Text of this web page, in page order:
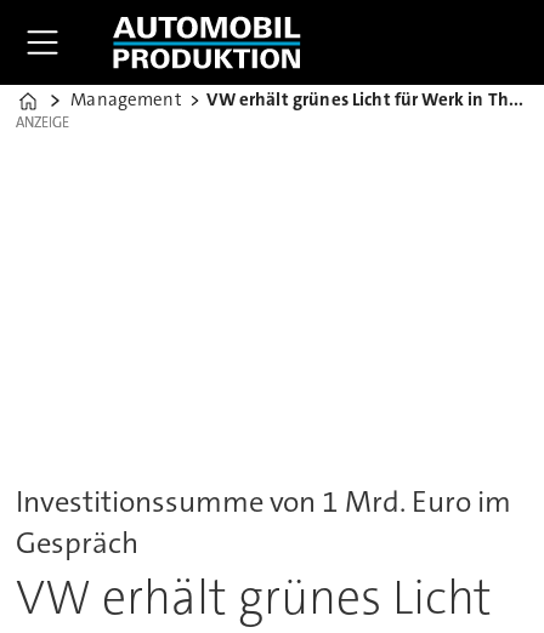
Home
Management VW erhält grünes Licht für Werk in Thailand
ANZEIGE
ANZEIGE
Investitionssumme von 1 Mrd. Euro im
Gespräch
VW erhält grünes Licht